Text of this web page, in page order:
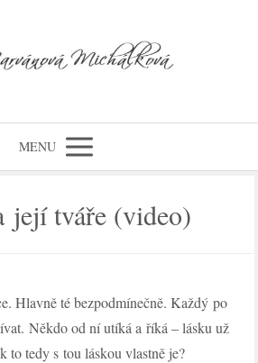
MENU
její tváře (video)
Hlavně té bezpodmínečně. Každý po
Někdo od ní utíká a říká – lásku už
to tedy s tou láskou vlastně je?